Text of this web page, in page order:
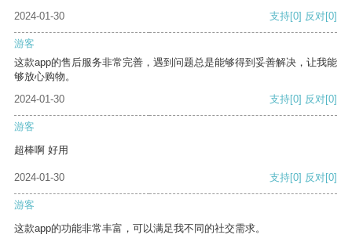
2024-01-30 支持[0] 反对[0]
游客
这款app的售后服务非常完善，遇到问题总是能够得到妥善解决，让我能
够放心购物。
2024-01-30
支持[0] 反对[0]
游客
超棒啊 好用
2024-01-30 支持[0] 反对[0]
游客
这款app的功能非常丰富，可以满足我不同的社交需求。